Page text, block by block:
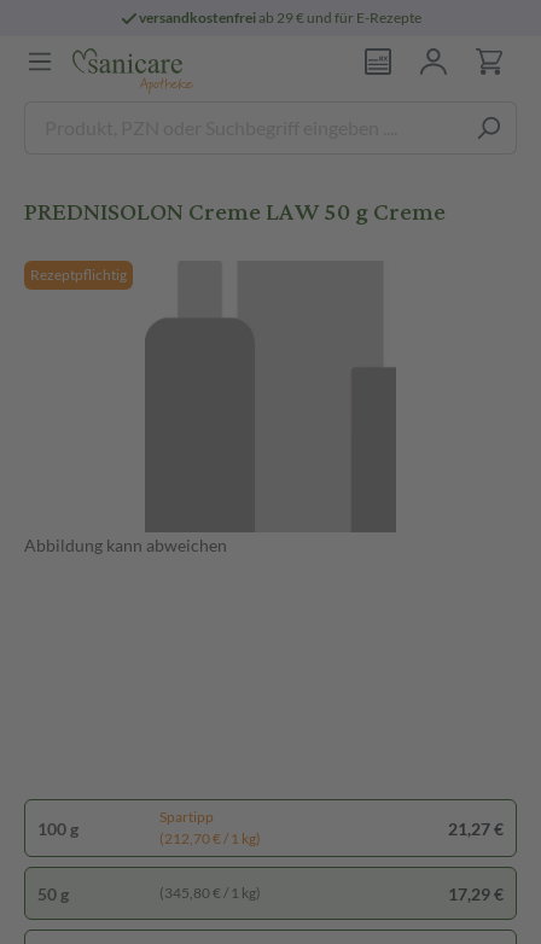
versandkostenfreiab 29 € und für E-Rezepte
PREDNISOLON Creme LAW 50 g Creme
Rezeptpflichtig
Abbildung kann abweichen
100 g
Spartipp
(212,70 € / 1 kg)
21,27 €
50 g (345,80 € / 1 kg) 17,29 €